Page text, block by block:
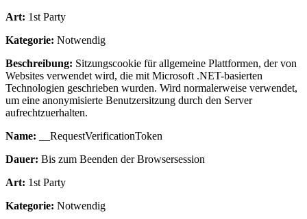
Art: 1st Party
Kategorie: Notwendig
Beschreibung: Sitzungscookie für allgemeine Plattformen, der von
Websites verwendet wird, die mit Microsoft .NET-basierten
Technologien geschrieben wurden. Wird normalerweise verwendet,
um eine anonymisierte Benutzersitzung durch den Server
aufrechtzuerhalten.
Name: __RequestVerificationToken
Dauer: Bis zum Beenden der Browsersession
Art: 1st Party
Kategorie: Notwendig